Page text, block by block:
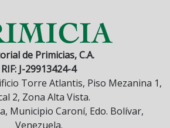
de Primicias, C.A.
RIF: J-29913424-4
Torre Atlantis, Piso Mezanina 1,
2, Zona Alta Vista.
Municipio Caroní, Edo. Bolívar,
Venezuela.